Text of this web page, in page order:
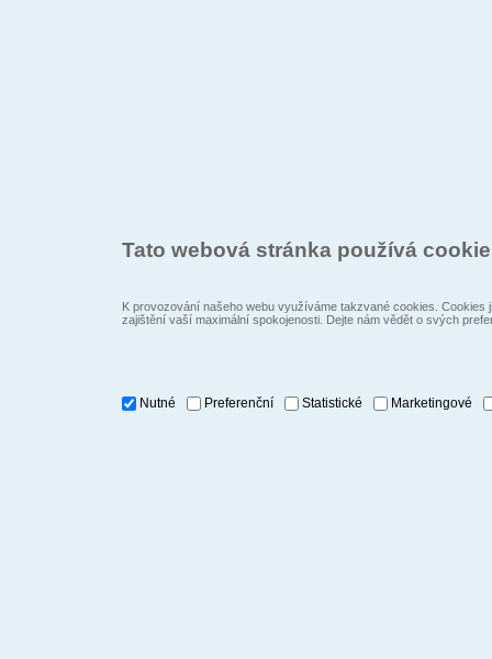
Tato webová stránka používá
K provozování našeho webu využíváme takzvané cookies.
zajištění vaší maximální spokojenosti. Dejte nám vědět o svých
Nutné Preferenční Statistické Marketingové